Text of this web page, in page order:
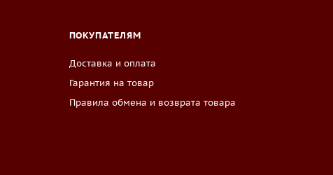
ПОКУПАТЕЛЯМ
Доставка и оплата
Гарантия на товар
Правила обмена и возврата товара